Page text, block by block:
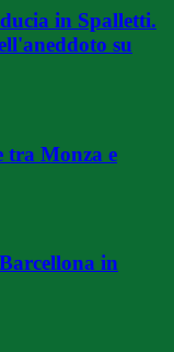
in Spalletti.
su
tra Monza e
in